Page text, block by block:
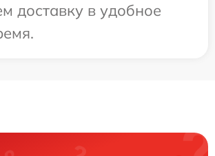
доставку в удобное